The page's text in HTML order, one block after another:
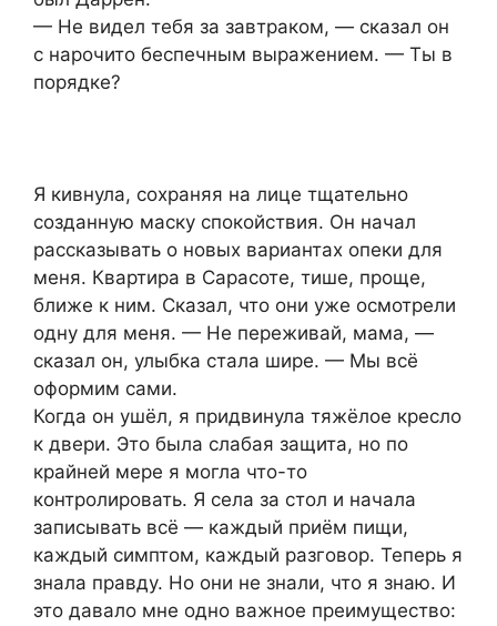
— Не видел тебя за завтраком, — сказал он
с нарочито беспечным выражением. — Ты в
порядке?
Я кивнула, сохраняя на лице тщательно
созданную маску спокойствия. Он начал
рассказывать о новых вариантах опеки для
меня. Квартира в Сарасоте, тише, проще,
ближе к ним. Сказал, что они уже осмотрели
одну для меня. — Не переживай, мама, —
сказал он, улыбка стала шире. — Мы всё
оформим сами.
Когда он ушёл, я придвинула тяжёлое кресло
к двери. Это была слабая защита, но по
крайней мере я могла что-то
контролировать. Я села за стол и начала
записывать всё — каждый приём пищи,
каждый симптом, каждый разговор. Теперь я
знала правду. Но они не знали, что я знаю. И
это давало мне одно важное преимущество: